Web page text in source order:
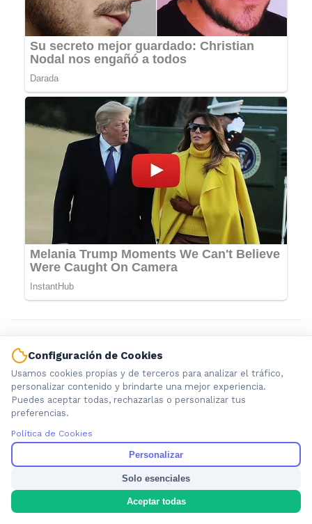
Información local que importa. Noticias de Ensenada, La
Plata y la provincia de Buenos Aires.
Configuración de Cookies
Usamos cookies propias y de terceros para analizar el tráfico,
personalizar contenido y brindarte una mejor experiencia.
Puedes aceptar todas, rechazarlas o personalizar tus
preferencias.
Política de Cookies
Personalizar
Solo esenciales
Aceptar todas